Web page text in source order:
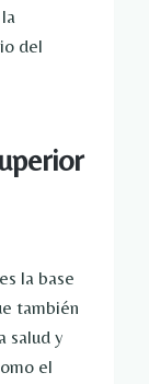
del
la base
también
salud y
el